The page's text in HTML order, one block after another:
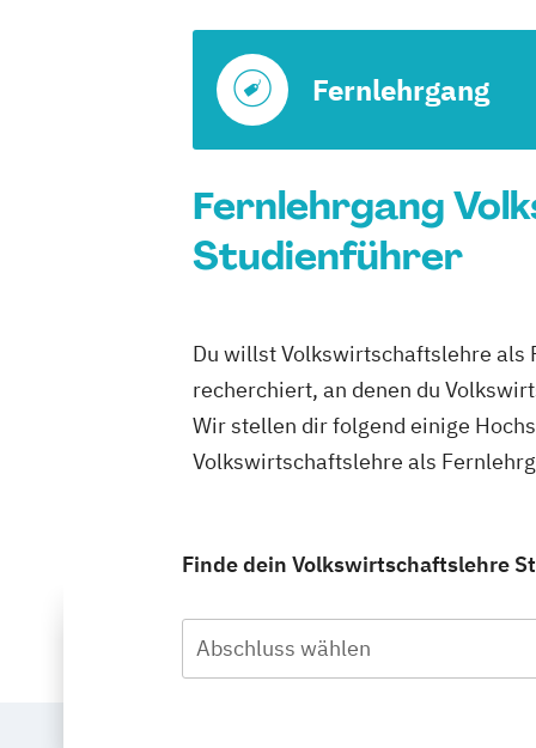
Fernlehrgang
Fernlehrgang
Studienführer
Du willst Volkswirtschaftslehre als
recherchiert, an denen du
Wir stellen dir folgend einige
Volkswirtschaftslehre als
Finde dein Volkswirtschaftslehre
Abschluss wählen